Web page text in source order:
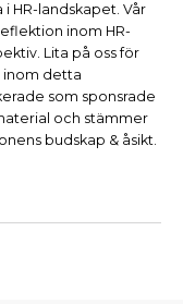
HR-landskapet. Vår
inom HR-
Lita på oss för
inom detta
som sponsrade
och stämmer
budskap & åsikt.